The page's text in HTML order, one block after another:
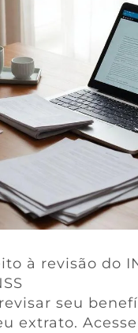
à revisão do
seu
extrato.